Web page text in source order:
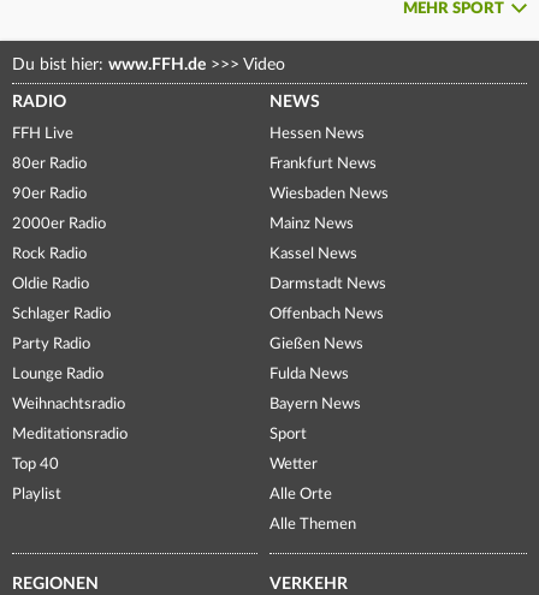
MEHR SPORT
Du bist hier: www.FFH.de >>> Video
RADIO
FFH Live
80er Radio
90er Radio
2000er Radio
Rock Radio
Oldie Radio
Schlager Radio
Party Radio
Lounge Radio
Weihnachtsradio
Meditationsradio
Top 40
Playlist
NEWS
Hessen News
Frankfurt News
Wiesbaden News
Mainz News
Kassel News
Darmstadt News
Offenbach News
Gießen News
Fulda News
Bayern News
Sport
Wetter
Alle Orte
Alle Themen
REGIONEN VERKEHR